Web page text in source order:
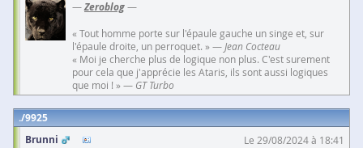
—Zeroblog—
« Tout homme porte sur l'épaule gauche un singe et, sur
l'épaule droite, un perroquet. » —Jean Cocteau
« Moi je cherche plus de logique non plus. C'est surement
pour cela que j'apprécie les Ataris, ils sont aussi logiques
que moi ! » — GT Turbo
9925
Brunni
Le 29/08/2024 à 18:41